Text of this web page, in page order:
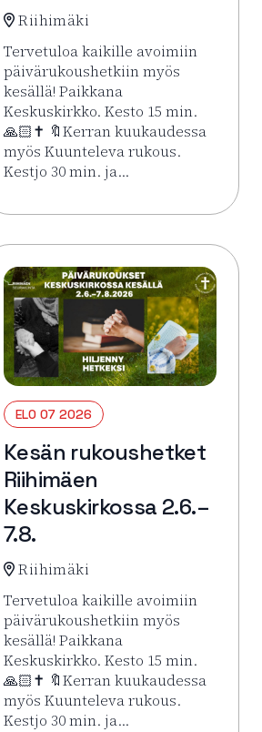
Riihimäen Keskuskirkossa 2.6.–7.8.
Riihimäki
Tervetuloa kaikille avoimiin
päivärukoushetkiin myös
kesällä! Paikkana
Keskuskirkko. Kesto 15 min.
🙏🏻✝️ 🔖Kerran kuukaudessa
myös Kuunteleva rukous.
Kestjo 30 min. ja…
Lue lisää tapahtumasta Kesän
ELO 07 2026
Kesän rukoushetket
Riihimäen
Keskuskirkossa 2.6.–
7.8.
Riihimäki
Tervetuloa kaikille avoimiin
päivärukoushetkiin myös
kesällä! Paikkana
Keskuskirkko. Kesto 15 min.
🙏🏻✝️ 🔖Kerran kuukaudessa
myös Kuunteleva rukous.
Kestjo 30 min. ja…